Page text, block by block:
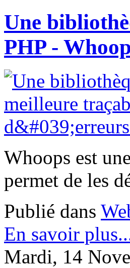
Une
PHP -
Whoops est
permet de les
Publié dans
En savoir
Mardi, 14